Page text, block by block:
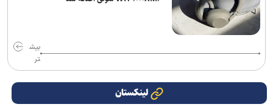
بیش
تر
لینکستان